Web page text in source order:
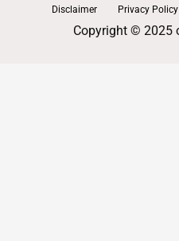
पूरा व भरपूर लाभ प्राप्त कर सकें।
Disclaimer Privacy Policy
Copyright © 2025